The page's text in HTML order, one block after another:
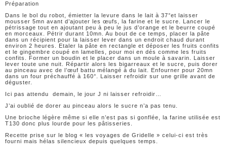
Préparation
Dans le bol du robot, émietter la levure dans le lait à 37°et laisser
mousser 5mn avant d’ajouter les œufs, la farine et le sucre. Lancer le
pétrissage tout en ajoutant peu à peu le jus d’orange et le beurre coupé
en morceaux. Pétrir durant 10mn. Au bout de ce temps, placer la pâte
dans un récipient pour la laisser lever dans un endroit chaud durant
environ 2 heures. Etaler la pâte en rectangle et déposer les fruits confits
et le gingembre coupé en lamelles, pour moi en dés comme les fruits
confits. Former un boudin et le placer dans un moule à savarin. Laisser
lever toute une nuit. Répartir alors les bigarreaux et le sucre, puis dorer
au pinceau avec de l’œuf battu mélangé à du lait. Enfourner pour 20mn
dans un four préchauffé à 160°. Laisser refroidir sur une grille avant de
déguster.
Ici pas attendu demain, le jour J ni laisser refroidir…
J’ai oublié de dorer au pinceau alors le sucre n’a pas tenu.
Une brioche légère même si elle n’est pas si gonflée, la farine utilisée est
T130 donc plus lourde pour les pâtisseries.
Recette prise sur le blog « les voyages de Gridelle » celui-ci est très
fourni mais hélas silencieux depuis quelques temps.